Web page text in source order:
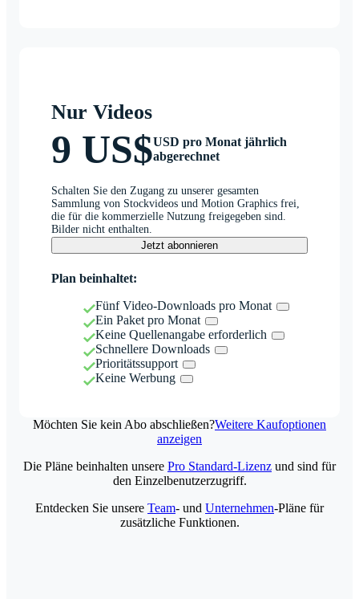
Nur Videos
9 US$USD pro Monat jährlich
abgerechnet
Schalten Sie den Zugang zu unserer gesamten
Sammlung von Stockvideos und Motion Graphics frei,
die für die kommerzielle Nutzung freigegeben sind.
Bilder nicht enthalten.
Jetzt abonnieren
Plan beinhaltet:
Fünf Video-Downloads pro Monat
Ein Paket pro Monat
Keine Quellenangabe erforderlich
Schnellere Downloads
Prioritätssupport
Keine Werbung
Möchten Sie kein Abo abschließen?Weitere Kaufoptionen
anzeigen
Die Pläne beinhalten unsere Pro Standard-Lizenz und sind für
den Einzelbenutzerzugriff.
Entdecken Sie unsere Team- und Unternehmen-Pläne für
zusätzliche Funktionen.